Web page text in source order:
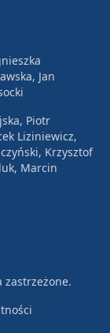
Jan
Piotr
Liziniewicz,
Krzysztof
Marcin
zastrzeżone.